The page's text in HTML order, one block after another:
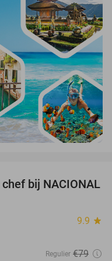
32%
bij NACIONAL
9.9 star
Regulier €79